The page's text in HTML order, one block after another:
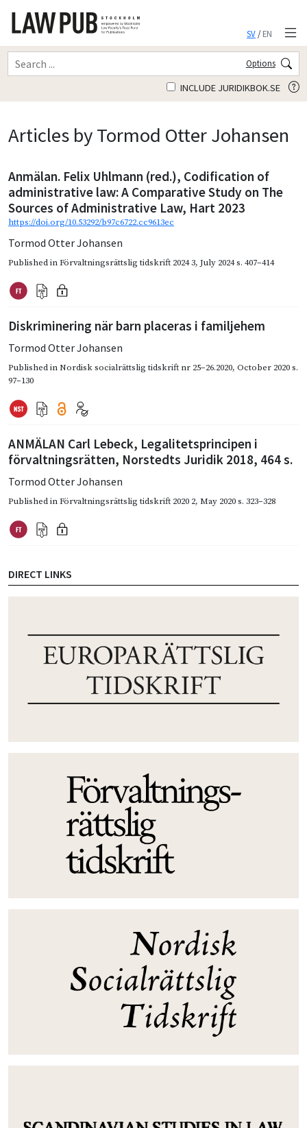
SV/EN
Options
INCLUDE JURIDIKBOK.SE
Articles by Tormod Otter Johansen
Anmälan. Felix Uhlmann (red.), Codification of
administrative law: A Comparative Study on The
Sources of Administrative Law, Hart 2023
https://doi.org/10.53292/b97c6722.cc9613ec
Tormod Otter Johansen
Published inFörvaltningsrättslig tidskrift 2024 3, July 2024s. 407–414
Diskriminering när barn placeras i familjehem
Tormod Otter Johansen
Published inNordisk socialrättslig tidskrift nr 25–26.2020, October 2020s.
97–130
ANMÄLAN Carl Lebeck, Legalitetsprincipen i
förvaltningsrätten, Norstedts Juridik 2018, 464 s.
Tormod Otter Johansen
Published inFörvaltningsrättslig tidskrift 2020 2, May 2020s. 323–328
DIRECT LINKS